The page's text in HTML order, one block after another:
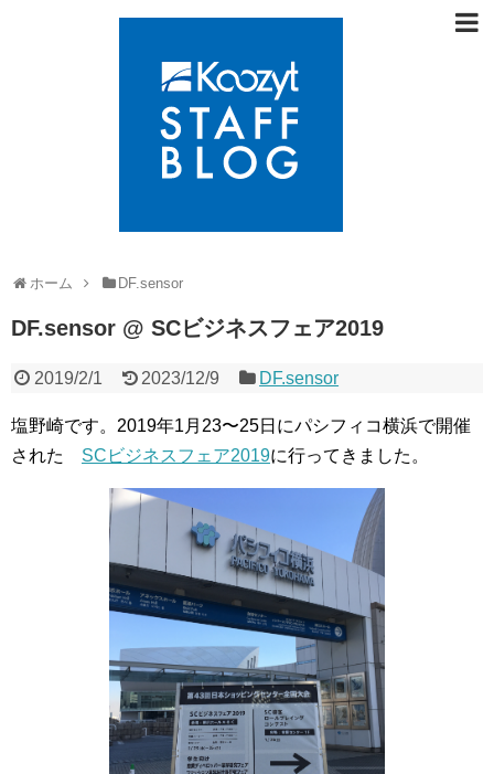
ホーム DF.sensor
DF.sensor @ SCビジネスフェア2019
2019/2/1 2023/12/9 DF.sensor
塩野崎です。2019年1月23〜25日にパシフィコ横浜で開催
された SCビジネスフェア2019に行ってきました。